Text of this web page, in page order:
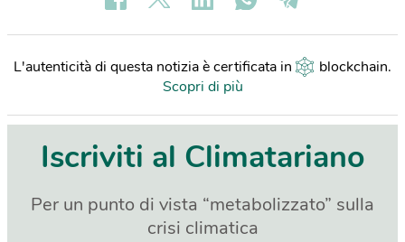
L'autenticità di questa notizia è certificata in blockchain.
Scopri di più
Iscriviti al Climatariano
Per un punto di vista “metabolizzato” sulla
crisi climatica